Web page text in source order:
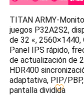
TITAN ARMY-
juegos P32A2S2,
de 32 «, 2560×1440,
Panel IPS rápido,
de actualización de
HDR400
adaptativa, PIP/PBP,
pantalla dividida